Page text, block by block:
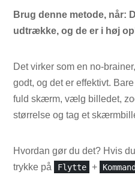
Brug denne metode, når:
udtrække, og de er i høj
Det virker som en no-
godt, og det er effektivt.
fuld skærm, vælg billedet,
størrelse og tag et
Hvordan gør du det? Hvis
trykke på
Flytte +